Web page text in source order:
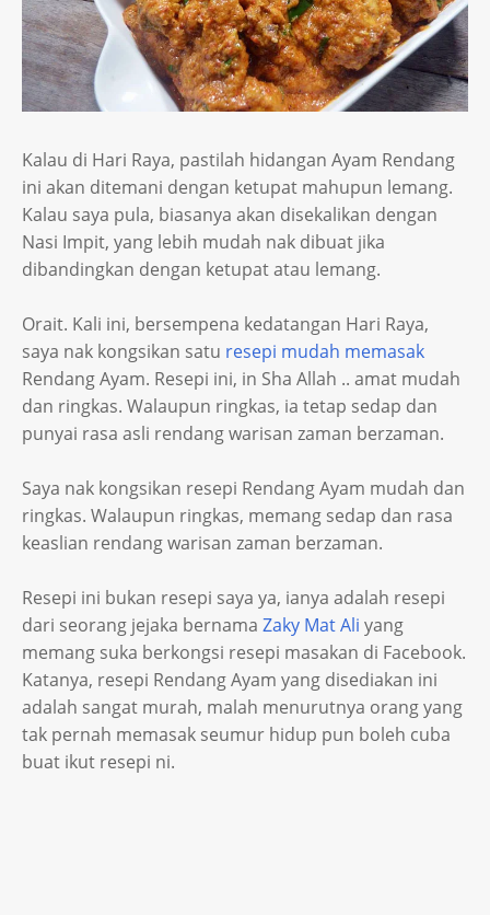
Kalau di Hari Raya, pastilah hidangan Ayam Rendang
ini akan ditemani dengan ketupat mahupun lemang.
Kalau saya pula, biasanya akan disekalikan dengan
Nasi Impit, yang lebih mudah nak dibuat jika
dibandingkan dengan ketupat atau lemang.
Orait. Kali ini, bersempena kedatangan Hari Raya,
saya nak kongsikan satu resepi mudah memasak
Rendang Ayam. Resepi ini, in Sha Allah .. amat mudah
dan ringkas. Walaupun ringkas, ia tetap sedap dan
punyai rasa asli rendang warisan zaman berzaman.
Saya nak kongsikan resepi Rendang Ayam mudah dan
ringkas. Walaupun ringkas, memang sedap dan rasa
keaslian rendang warisan zaman berzaman.
Resepi ini bukan resepi saya ya, ianya adalah resepi
dari seorang jejaka bernama Zaky Mat Ali yang
memang suka berkongsi resepi masakan di Facebook.
Katanya, resepi Rendang Ayam yang disediakan ini
adalah sangat murah, malah menurutnya orang yang
tak pernah memasak seumur hidup pun boleh cuba
buat ikut resepi ni.